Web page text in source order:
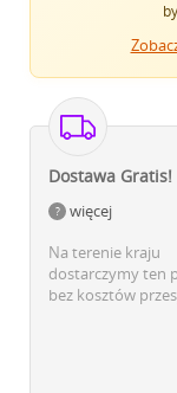
Dostawa Gratis!
więcej
Na terenie kraju
dostarczymy ten
bez kosztów